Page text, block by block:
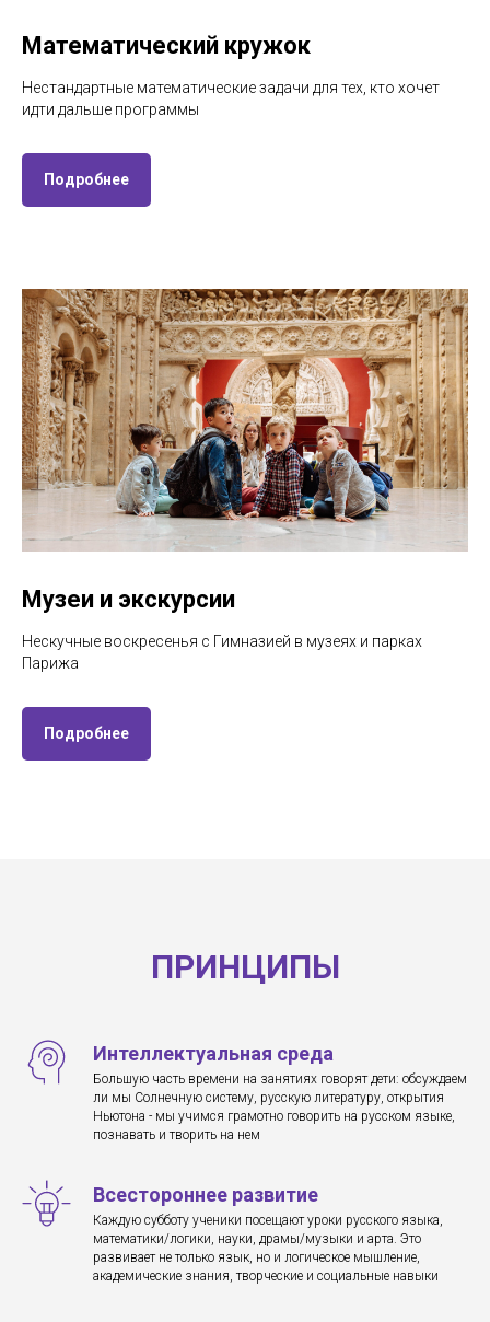
Математический кружок
Нестандартные математические задачи для тех, кто хочет
идти дальше программы
Подробнее
Музеи и экскурсии
Нескучные воскресенья с Гимназией в музеях и парках
Парижа
Подробнее
ПРИНЦИПЫ
Интеллектуальная среда
Большую часть времени на занятиях говорят дети: обсуждаем
ли мы Солнечную систему, русскую литературу, открытия
Ньютона - мы учимся грамотно говорить на русском языке,
познавать и творить на нем
Всестороннее развитие
Каждую субботу ученики посещают уроки русского языка,
математики/логики, науки, драмы/музыки и арта. Это
развивает не только язык, но и логическое мышление,
академические знания, творческие и социальные навыки